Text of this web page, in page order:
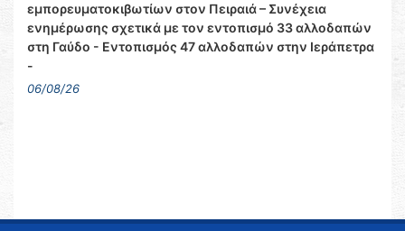
εμπορευματοκιβωτίων στον Πειραιά – Συνέχεια
ενημέρωσης σχετικά με τον εντοπισμό 33 αλλοδαπών
στη Γαύδο - Εντοπισμός 47 αλλοδαπών στην Ιεράπετρα
-
06/08/26